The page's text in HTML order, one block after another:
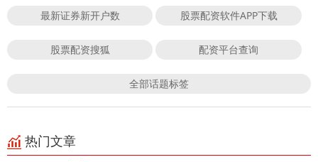
最新证券新开户数 股票配资软件APP下载
股票配资搜狐 配资平台查询
全部话题标签
热门文章